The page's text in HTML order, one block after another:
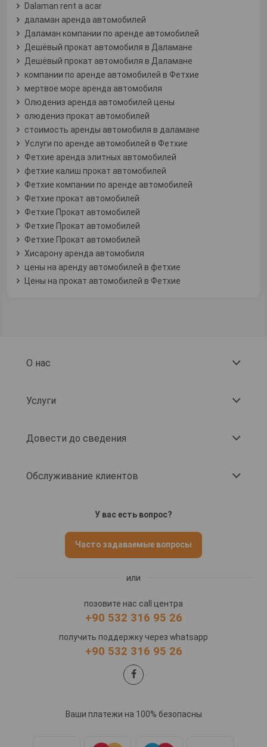
Dalaman rent a acar
даламан аренда автомобилей
Даламан компании по аренде автомобилей
Дешёвый прокат автомобиля в Даламане
Дешёвый прокат автомобиля в Даламане
компании по аренде автомобилей в Фетхие
мертвое море аренда автомобиля
Олюдениз аренда автомобилей цены
олюдениз прокат автомобилей
стоимость аренды автомобиля в даламане
Услуги по аренде автомобилей в Фетхие
Фетхие аренда элитных автомобилей
фетхие калиш прокат автомобилей
Фетхие компании по аренде автомобилей
Фетхие прокат автомобилей
Фетхие Прокат автомобилей
Фетхие Прокат автомобилей
Фетхие Прокат автомобилей
Хисарону аренда автомобиля
цены на аренду автомобилей в фетхие
Цены на прокат автомобилей в Фетхие
О нас
Услуги
Довести до сведения
Обслуживание клиентов
У вас есть вопрос?
Часто задаваемые вопросы
или
позовите нас call центра
+90 532 316 95 26
получить поддержку через whatsapp
+90 532 316 95 26
Ваши платежи на 100% безопасны